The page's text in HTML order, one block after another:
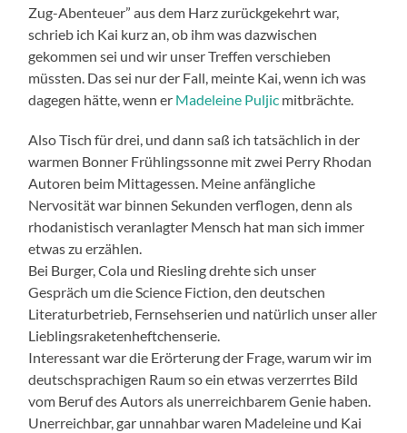
Zug-Abenteuer” aus dem Harz zurückgekehrt war,
schrieb ich Kai kurz an, ob ihm was dazwischen
gekommen sei und wir unser Treffen verschieben
müssten. Das sei nur der Fall, meinte Kai, wenn ich was
dagegen hätte, wenn er Madeleine Puljic mitbrächte.
Also Tisch für drei, und dann saß ich tatsächlich in der
warmen Bonner Frühlingssonne mit zwei Perry Rhodan
Autoren beim Mittagessen. Meine anfängliche
Nervosität war binnen Sekunden verflogen, denn als
rhodanistisch veranlagter Mensch hat man sich immer
etwas zu erzählen.
Bei Burger, Cola und Riesling drehte sich unser
Gespräch um die Science Fiction, den deutschen
Literaturbetrieb, Fernsehserien und natürlich unser aller
Lieblingsraketenheftchenserie.
Interessant war die Erörterung der Frage, warum wir im
deutschsprachigen Raum so ein etwas verzerrtes Bild
vom Beruf des Autors als unerreichbarem Genie haben.
Unerreichbar, gar unnahbar waren Madeleine und Kai